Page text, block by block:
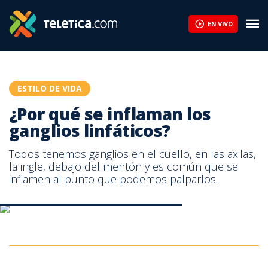
EN VIVO
ESTILO DE VIDA
¿Por qué se inflaman los
ganglios linfáticos?
Todos tenemos ganglios en el cuello, en las axilas,
la ingle, debajo del mentón y es común que se
inflamen al punto que podemos palparlos.